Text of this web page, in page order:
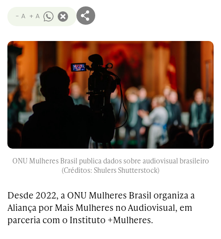
- A + A
ONU Mulheres Brasil publica dados sobre audiovisual brasileiro
(Créditos: Shulers Shutterstock)
Desde 2022, a ONU Mulheres Brasil organiza a
Aliança por Mais Mulheres no Audiovisual, em
parceria com o Instituto +Mulheres.